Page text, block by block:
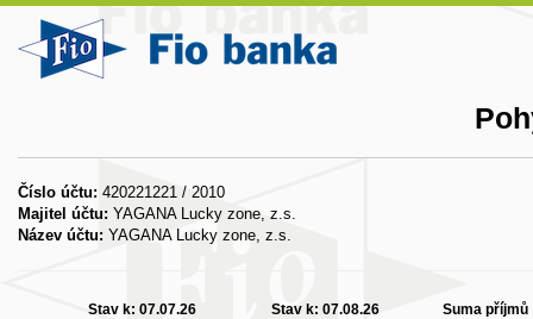
Číslo účtu: 420221221 / 2010
Majitel účtu: YAGANA Lucky zone, z.s.
Název účtu: YAGANA Lucky zone, z.s.
Stav k: 07.07.26 Stav k: 07.08.26
Suma příjmů